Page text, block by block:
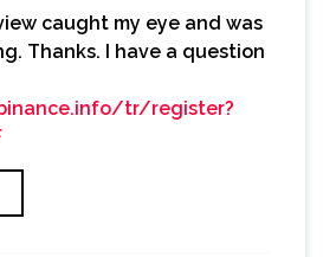
caught my eye and was
Thanks. I have a question
tr/register?